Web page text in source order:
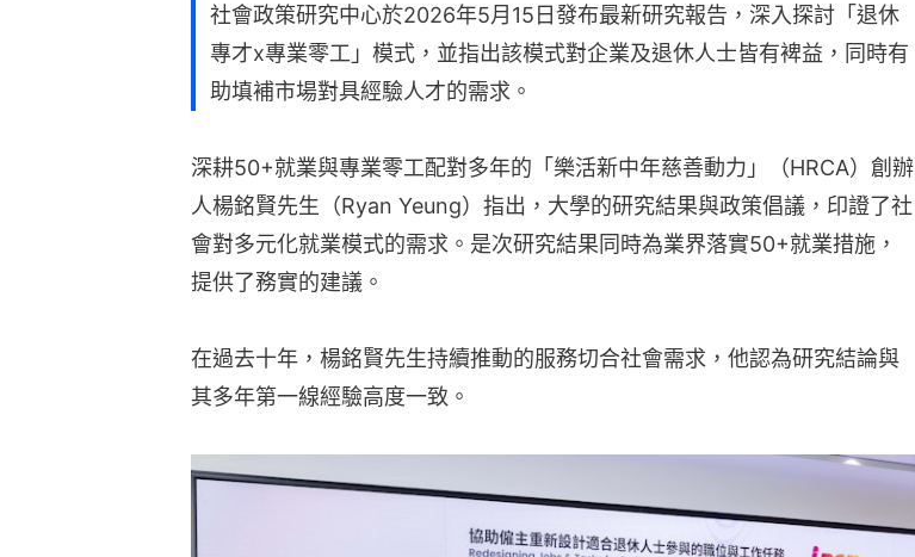
社會政策研究中心於2026年5月15日發布最新研究報告，深入探討「退休
專才x專業零工」模式，並指出該模式對企業及退休人士皆有裨益，同時有
助填補市場對具經驗人才的需求。
深耕50+就業與專業零工配對多年的「樂活新中年慈善動力」（HRCA）創辦
人楊銘賢先生（Ryan Yeung）指出，大學的研究結果與政策倡議，印證了社
會對多元化就業模式的需求。是次研究結果同時為業界落實50+就業措施，
提供了務實的建議。
在過去十年，楊銘賢先生持續推動的服務切合社會需求，他認為研究結論與
其多年第一線經驗高度一致。